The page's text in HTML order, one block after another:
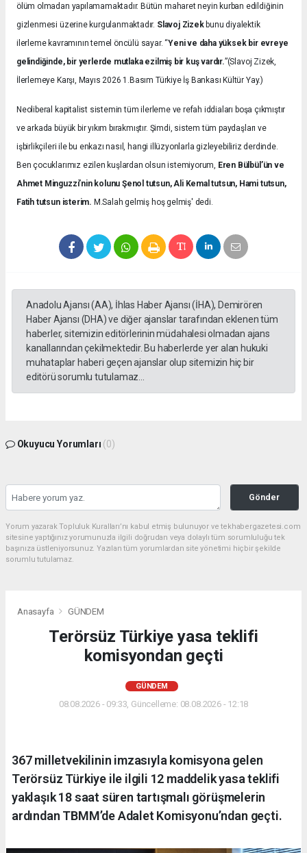
ölüm olmadan yapılamamaktadır. Bütün maharet neyin kurban edildiğinin
gizlenmesi üzerine kurgulanmaktadır. Slavoj Zizekbunu diyalektik
ilerleme kavramının temel öncülü sayar. “Yeni ve daha yüksek bir evreye
gelindiğinde, bir yerlerde mutlaka ezilmiş bir kuş vardır.”(Slavoj Zizek,
İlerlemeye Karşı, Mayıs 2026 1.Basım Türkiye İş Bankası Kültür Yay.)
Neoliberal kapitalist sistemin tüm ilerleme ve refah iddiaları boşa çıkmıştır
ve arkada büyük bir yıkım bırakmıştır. Şimdi, sistem tüm paydaşları ve
işbirlikçileri ile bu enkazı nasıl, hangi illüzyonlarla gizleyebiliriz derdinde.
Ben çocuklarımız ezilen kuşlardan olsun istemiyorum, Eren Bülbül’ün ve
Ahmet Minguzzi’nin kolunu Şenol tutsun, Ali Kemal tutsun, Hami tutsun,
Fatih tutsun isterim. M.Salah gelmiş hoş gelmiş' dedi.
Anadolu Ajansı (AA), İhlas Haber Ajansı (İHA), Demirören
Haber Ajansı (DHA) ve diğer ajanslar tarafından eklenen tüm
haberler, sitemizin editörlerinin müdahalesi olmadan ajans
kanallarından çekilmektedir. Bu haberlerde yer alan hukuki
muhataplar haberi geçen ajanslar olup sitemizin hiç bir
editörü sorumlu tutulamaz...
Okuyucu Yorumları (0)
Gönder
Yorum yazarak Topluluk Kuralları’nı kabul etmiş bulunuyor ve tekhabergazetesi.com
sitesine yaptığınız yorumunuzla ilgili doğrudan veya dolaylı tüm sorumluluğu tek
başınıza üstleniyorsunuz. Yazılan tüm yorumlardan site yönetimi hiçbir şekilde
sorumlu tutulamaz.
Anasayfa GÜNDEM
Terörsüz Türkiye yasa teklifi
komisyondan geçti
GÜNDEM
08.08.2026 - 09:33, Güncelleme: 08.08.2026 - 12:18
367 milletvekilinin imzasıyla komisyona gelen
Terörsüz Türkiye ile ilgili 12 maddelik yasa teklifi
yaklaşık 18 saat süren tartışmalı görüşmelerin
ardından TBMM’de Adalet Komisyonu’ndan geçti.